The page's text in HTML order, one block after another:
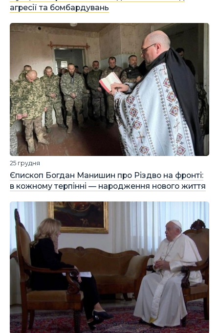
агресії та бомбардувань
Єпископ Богдан Манишин про Різдво на фронті:
в кожному терпінні — народження нового життя
25 грудня